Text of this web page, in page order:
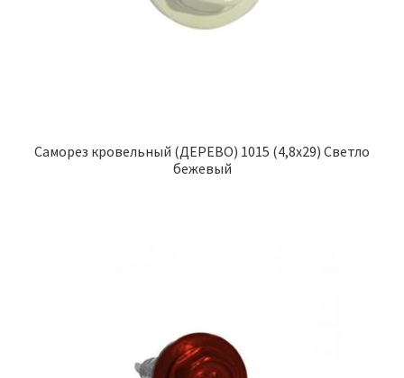
Саморез кровельный (ДЕРЕВО) 1015 (4,8х29) Светло
бежевый